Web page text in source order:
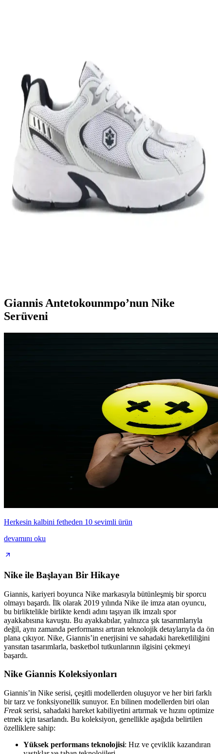
Nike Air Force 1, ikonik tasarımı ve teknolojik özellikleriyle spor ve
günlük yaşamda vazgeçilmez bir tercih. Konfor ve şıklığı bir araya
getirir, farklı tarzlara uyum sağlar.
Nike Team Hustle: Çok Yönlü Spor ve Günlük
Kullanım İçin Modern Ayakkabı Seçenekleri
Nike Team Hustle ayakkabıları, dayanıklılık, şıklık ve konforu bir
arada sunar. Spor ve günlük kullanım için uygun modelleriyle,
hareket özgürlüğü ve tarzı bir arada sağlar.
Genel Markalar Taraklı Siyah Metal Taç ve NEW
HİLL Unisex Metal Taç Karşılaştırması
İki popüler spor tacını detaylı karşılaştırıyoruz: dayanıklılık, tasarım
ve kullanıcı memnuniyetine odaklanın.
Giannis Antetokounmpo’nun Nike
Serüveni
Herkesin kalbini fetheden 10 sevimli ürün
devamını oku
Nike ile Başlayan Bir Hikaye
Giannis, kariyeri boyunca Nike markasıyla bütünleşmiş bir sporcu
olmayı başardı. İlk olarak 2019 yılında Nike ile imza atan oyuncu,
bu birliktelikle birlikte kendi adını taşıyan ilk imzalı spor
ayakkabısına kavuştu. Bu ayakkabılar, yalnızca şık tasarımlarıyla
değil, aynı zamanda performansı artıran teknolojik detaylarıyla da ön
plana çıkıyor. Nike, Giannis’in enerjisini ve sahadaki hareketliliğini
yansıtan tasarımlarla, basketbol tutkunlarının ilgisini çekmeyi
başardı.
Nike Giannis Koleksiyonları
Giannis’in Nike serisi, çeşitli modellerden oluşuyor ve her biri farklı
bir tarz ve fonksiyonellik sunuyor. En bilinen modellerden biri olan
Freakserisi, sahadaki hareket kabiliyetini artırmak ve hızını optimize
etmek için tasarlandı. Bu koleksiyon, genellikle aşağıda belirtilen
özelliklere sahip:
Yüksek performans teknolojisi: Hız ve çeviklik kazandıran